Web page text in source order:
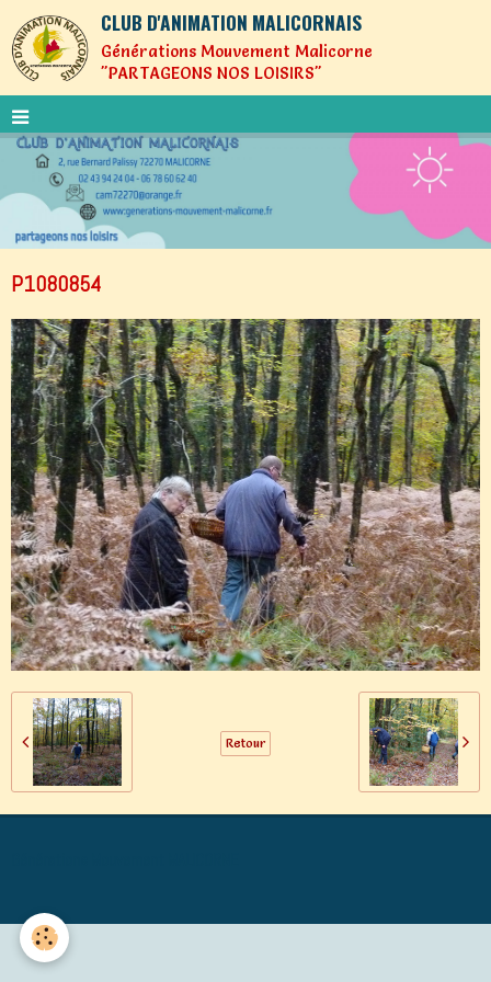
CLUB D'ANIMATION MALICORNAIS
Générations Mouvement Malicorne
"PARTAGEONS NOS LOISIRS"
P1080854
Retour